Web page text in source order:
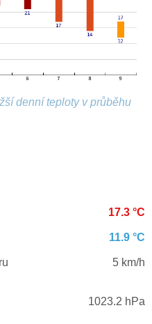
denní teploty v průběhu
17.3 °C
11.9 °C
5 km/h
1023.2 hPa